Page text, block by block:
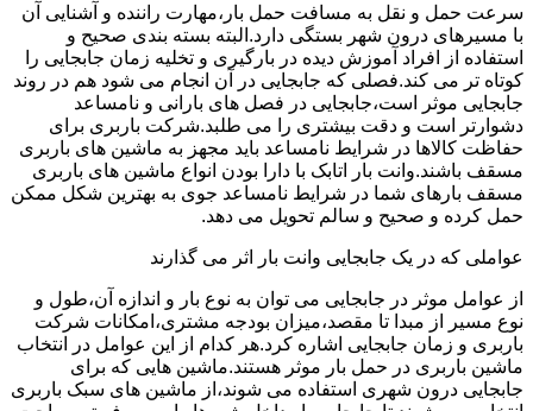
سرعت حمل و نقل به مسافت حمل بار،مهارت راننده و آشنایی آن
با مسیرهای درون شهر بستگی دارد.البته بسته بندی صحیح و
استفاده از افراد آموزش دیده در بارگیری و تخلیه زمان جابجایی را
کوتاه تر می کند.فصلی که جابجایی در آن انجام می شود هم در روند
جابجایی موثر است،جابجایی در فصل های بارانی و نامساعد
دشوارتر است و دقت بیشتری را می طلبد.شرکت باربری برای
حفاظت کالاها در شرایط نامساعد باید مجهز به ماشین های باربری
مسقف باشند.وانت بار اتابک با دارا بودن انواع ماشین های باربری
مسقف بارهای شما در شرایط نامساعد جوی به بهترین شکل ممکن
حمل کرده و صحیح و سالم تحویل می دهد.
عواملی که در یک جابجایی وانت بار اثر می گذارند
از عوامل موثر در جابجایی می توان به نوع بار و اندازه آن،طول و
نوع مسیر از مبدا تا مقصد،میزان بودجه مشتری،امکانات شرکت
باربری و زمان جابجایی اشاره کرد.هر کدام از این عوامل در انتخاب
ماشین باربری در حمل بار موثر هستند.ماشین هایی که برای
جابجایی درون شهری استفاده می شوند،از ماشین های سبک باربری